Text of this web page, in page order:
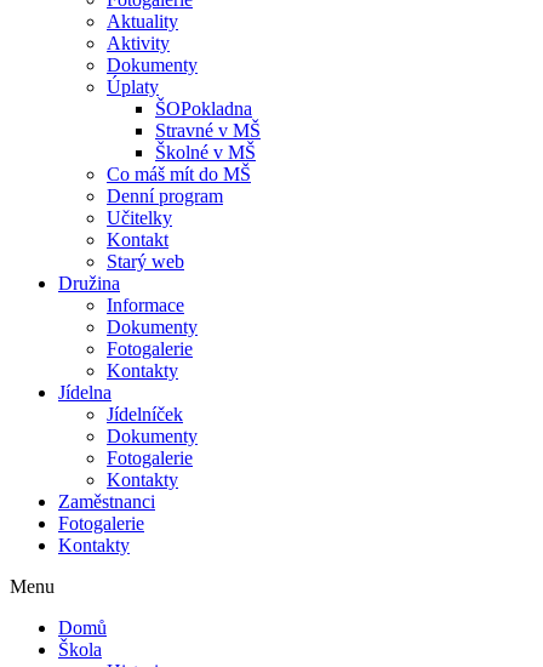
Aktuality
Aktivity
Dokumenty
Úplaty
ŠOPokladna
Stravné v MŠ
Školné v MŠ
Co máš mít do MŠ
Denní program
Učitelky
Kontakt
Starý web
Družina
Informace
Dokumenty
Fotogalerie
Kontakty
Jídelna
Jídelníček
Dokumenty
Fotogalerie
Kontakty
Zaměstnanci
Fotogalerie
Kontakty
Menu
Domů
Škola